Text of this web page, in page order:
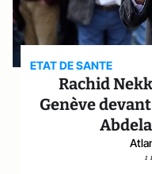
ETAT DE SANTE
Rachid
Genève
1